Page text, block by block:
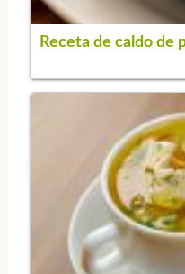
Receta de caldo de